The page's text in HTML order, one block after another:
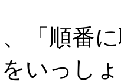
「順番
いっし